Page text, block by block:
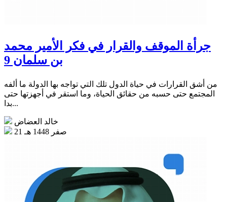
جرأة الموقف والقرار في فكر الأمير محمد
بن سلمان 9
من أشق القرارات في حياة الدول تلك التي تواجه بها الدولة ما ألفه
المجتمع حتى حسبه من حقائق الحياة، وما استقر في أجهزتها حتى
بدا...
خالد العضاض
21 صفر 1448 هـ